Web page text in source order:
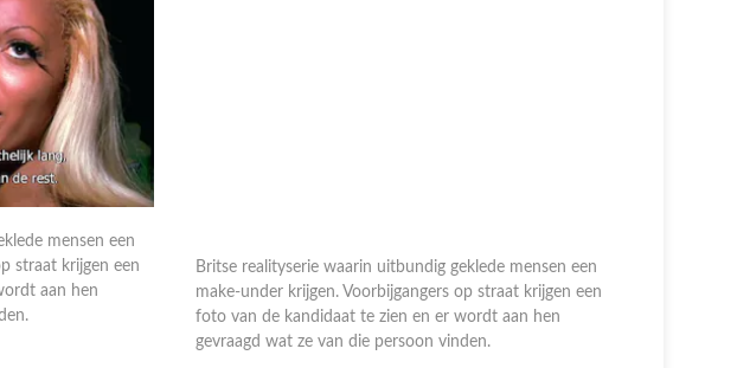
mensen een
straat krijgen een
aan hen
make-under krijgen. Voorbijgangers op straat krijgen een
foto van de kandidaat te zien en er wordt aan hen
gevraagd wat ze van die persoon vinden.